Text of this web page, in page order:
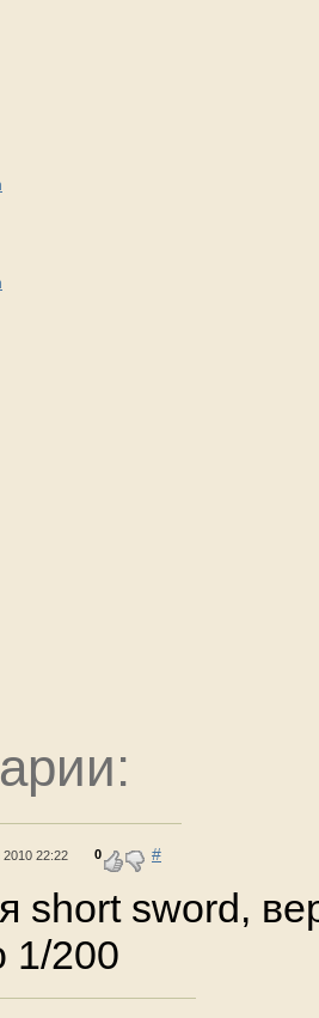
2010 22:22 0 #
short sword,
1/200